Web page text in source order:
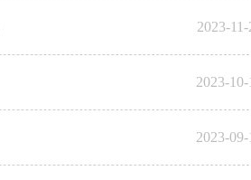
2023-
2023-
2023-